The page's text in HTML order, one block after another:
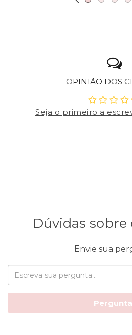
OPINIÃO DOS
Seja o primeiro a
Dúvidas
Envie sua